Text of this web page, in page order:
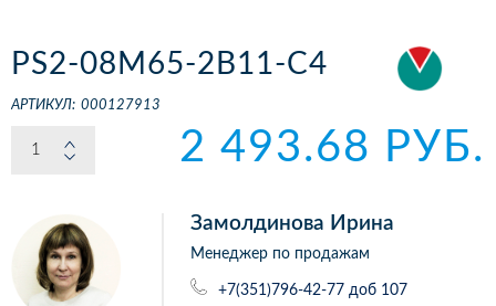
PS2-08M65-2B11-C4
АРТИКУЛ: 000127913
2 493.68 РУБ.
Замолдинова Ирина
Менеджер по продажам
+7(351)796-42-77 доб 107